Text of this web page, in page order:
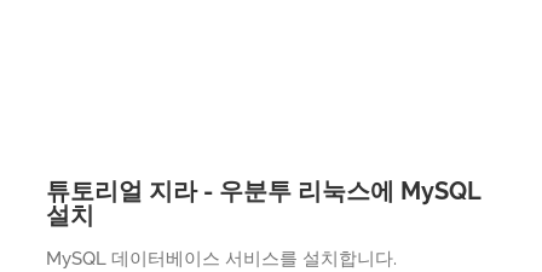
튜토리얼 지라 - 우분투 리눅스에 MySQL
설치
MySQL 데이터베이스 서비스를 설치합니다.